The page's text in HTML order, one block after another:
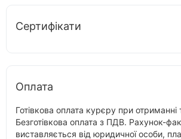
Сертифікати
Оплата
Готівкова оплата курєру при отриманні
Безготівкова оплата з ПДВ. Рахунок-
виставляється від юридичної особи,